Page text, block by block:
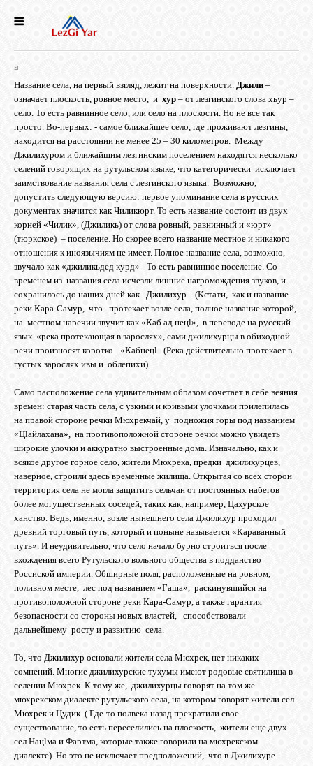
СЕЛА
ИСТОРИЯ
КУЛЬТУРА
ГОЛОС
ЛЕЗГИН
НАРОДЫ
БИБЛИОТЕКА
ФОРУМ
О САЙТЕ
ФОТО
ВИДЕО
МУЗЫКА
ВОПРОСЫ /
Название села, на первый взгляд, лежит на поверхности. Джили–
означает плоскость, ровное место, и хур– от лезгинского слова хьур –
село. То есть равнинное село, или село на плоскости. Но не все так
просто. Во-первых: - самое ближайшее село, где проживают лезгины,
находится на расстоянии не менее 25 – 30 километров. Между
Джилихуром и ближайшим лезгинским поселением находятся несколько
селений говорящих на рутульском языке, что категорически исключает
заимствование названия села с лезгинского языка. Возможно,
допустить следующую версию: первое упоминание села в русских
документах значится как Чиликюрт. То есть название состоит из двух
корней «Чилик», (Джиликь) от слова ровный, равнинный и «юрт»
(тюркское) – поселение. Но скорее всего название местное и никакого
отношения к иноязычиям не имеет. Полное название села, возможно,
звучало как «джиликьдед курд» - То есть равнинное поселение. Со
временем из названия села исчезли лишние нагромождения звуков, и
сохранилось до наших дней как Джилихур. (Кстати, как и название
реки Кара-Самур, что протекает возле села, полное название которой,
на местном наречии звучит как «Каб ад нецl», в переводе на русский
язык «река протекающая в зарослях», сами джилихурцы в обиходной
речи произносят коротко - «Кабнецl. (Река действительно протекает в
густых зарослях ивы и облепихи).
Само расположение села удивительным образом сочетает в себе веяния
времен: старая часть села, с узкими и кривыми улочками прилепилась
на правой стороне речки Мюхрекчай, у подножия горы под названием
«Цlайлахана», на противоположной стороне речки можно увидеть
широкие улочки и аккуратно выстроенные дома. Изначально, как и
всякое другое горное село, жители Мюхрека, предки джилихурцев,
наверное, строили здесь временные жилища. Открытая со всех сторон
территория села не могла защитить сельчан от постоянных набегов
более могущественных соседей, таких как, например, Цахурское
ханство. Ведь, именно, возле нынешнего села Джилихур проходил
древний торговый путь, который и поныне называется «Караванный
путь». И неудивительно, что село начало бурно строиться после
вхождения всего Рутульского вольного общества в подданство
Россиской империи. Обширные поля, расположенные на ровном,
поливном месте, лес под названием «Гаша», раскинувшийся на
противоположной стороне реки Кара-Самур, а также гарантия
безопасности со стороны новых властей, способствовали
дальнейшему росту и развитию села.
То, что Джилихур основали жители села Мюхрек, нет никаких
сомнений. Многие джилихурские тухумы имеют родовые святилища в
селении Мюхрек. К тому же, джилихурцы говорят на том же
мюхрекском диалекте рутульского села, на котором говорят жители сел
Мюхрек и Цудик. ( Где-то полвека назад прекратили свое
существование, то есть переселились на плоскость, жители еще двух
сел Нацlма и Фартма, которые также говорили на мюхрекском
диалекте). Но это не исключает предположений, что в Джилихуре